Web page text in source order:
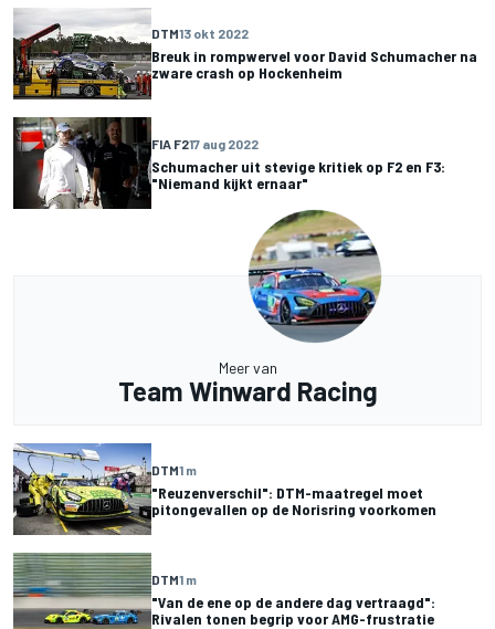
DTM13 okt 2022
Breuk in rompwervel voor David Schumacher na
zware crash op Hockenheim
FIA F217 aug 2022
Schumacher uit stevige kritiek op F2 en F3:
"Niemand kijkt ernaar"
Meer van
Team Winward Racing
DTM1 m
"Reuzenverschil": DTM-maatregel moet
pitongevallen op de Norisring voorkomen
DTM1 m
"Van de ene op de andere dag vertraagd":
Rivalen tonen begrip voor AMG-frustratie